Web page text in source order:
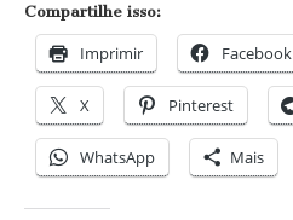
Compartilhe isso:
Imprimir Facebook
X Pinterest
WhatsApp Mais